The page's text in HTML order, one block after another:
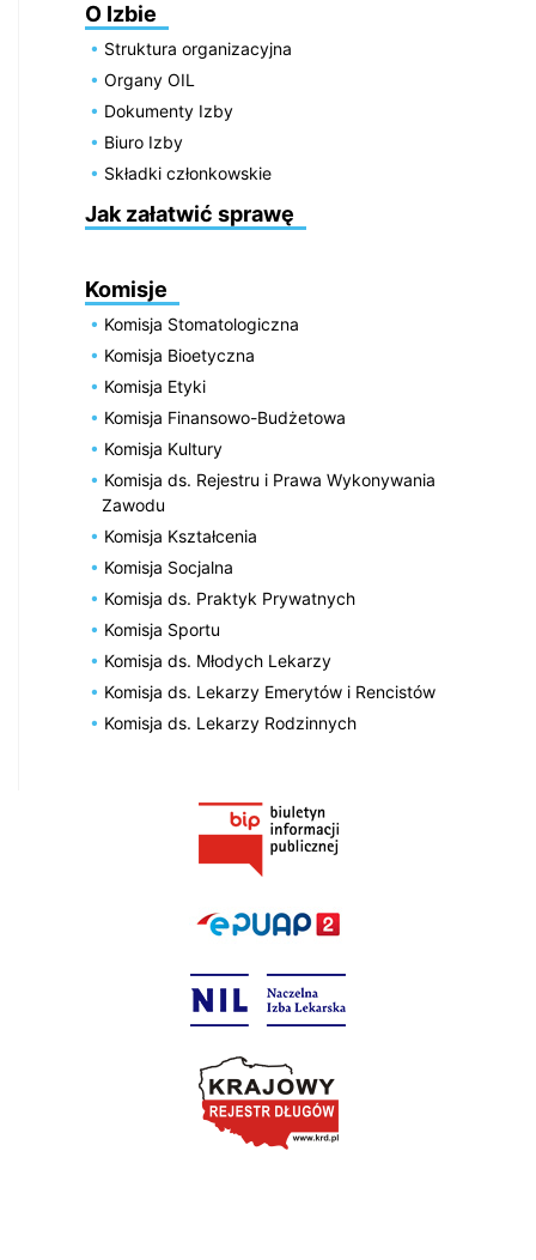
O Izbie
Struktura organizacyjna
Organy OIL
Dokumenty Izby
Biuro Izby
Składki członkowskie
Jak załatwić sprawę
Komisje
Komisja Stomatologiczna
Komisja Bioetyczna
Komisja Etyki
Komisja Finansowo-Budżetowa
Komisja Kultury
Komisja ds. Rejestru i Prawa Wykonywania
Zawodu
Komisja Kształcenia
Komisja Socjalna
Komisja ds. Praktyk Prywatnych
Komisja Sportu
Komisja ds. Młodych Lekarzy
Komisja ds. Lekarzy Emerytów i Rencistów
Komisja ds. Lekarzy Rodzinnych